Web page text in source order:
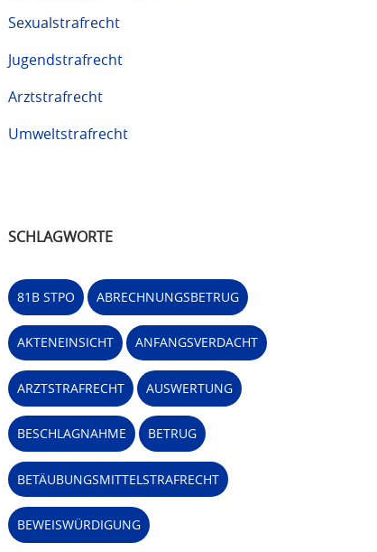
Sexualstrafrecht
Jugendstrafrecht
Arztstrafrecht
Umweltstrafrecht
SCHLAGWORTE
81B STPO ABRECHNUNGSBETRUG
AKTENEINSICHT ANFANGSVERDACHT
ARZTSTRAFRECHT AUSWERTUNG
BESCHLAGNAHME BETRUG
BETÄUBUNGSMITTELSTRAFRECHT
BEWEISWÜRDIGUNG